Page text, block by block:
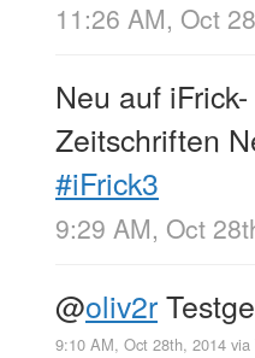
11:26 AM, Oct
Neu auf
Zeitschriften
#iFrick3
9:29 AM, Oct
@oliv2r
9:10 AM, Oct 28th, 2014 via